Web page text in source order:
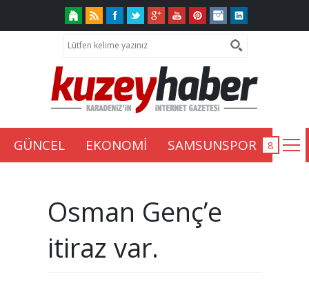
GÜNCEL EKONOMİ SAMSUNSPOR
Osman Genç’e
itiraz var.